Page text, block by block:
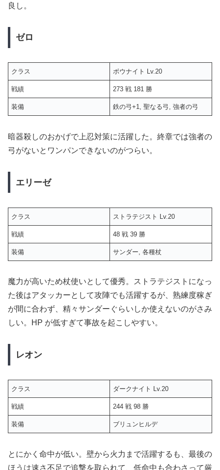
良し。
ゼロ
クラス ボウナイト Lv.20
戦績 273 戦 181 勝
装備 鉄の弓+1, 聖なる弓, 強者の弓
暗器殺しのおかげで上忍対策に活躍した。終章では強者の
弓がないとワンパンできないのがつらい。
エリーゼ
クラス ストラテジスト Lv.20
戦績 48 戦 39 勝
装備 サンダー, 各種杖
魔力が高いため杖使いとして優秀。ストラテジストになっ
た後はアタッカーとして攻陣でも活躍するが、熟練度稼ぎ
が間に合わず、精々サンダーぐらいしか使えないのがさみ
しい。HP が低すぎて事故を起こしやすい。
レオン
クラス ダークナイト Lv.20
戦績 244 戦 98 勝
装備 ブリュンヒルデ
とにかく命中が低い。壁から火力まで活躍するも、最後の
ほうは速さ不足で追撃を取られて、低命中も合わさって厳